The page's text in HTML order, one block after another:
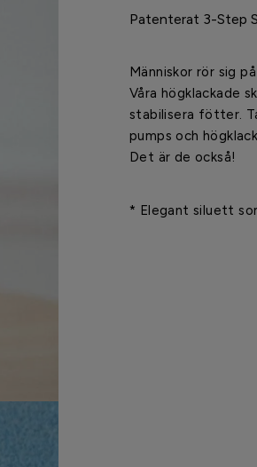
Patenterat 3-Step
Människor rör sig
Våra högklackade
stabilisera fötter.
pumps och
Det är de också!
* Elegant siluett